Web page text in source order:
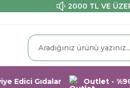
2000 TL VE
Edici Gıdalar Outlet -